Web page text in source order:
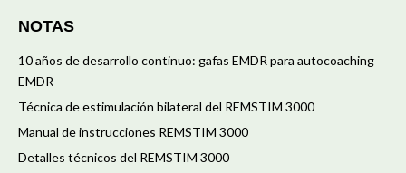
NOTAS
10 años de desarrollo continuo: gafas EMDR para autocoaching
EMDR
Técnica de estimulación bilateral del REMSTIM 3000
Manual de instrucciones REMSTIM 3000
Detalles técnicos del REMSTIM 3000